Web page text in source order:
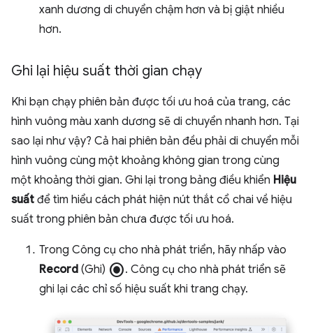
xanh dương di chuyển chậm hơn và bị giật nhiều
hơn.
Ghi lại hiệu suất thời gian chạy
Khi bạn chạy phiên bản được tối ưu hoá của trang, các
hình vuông màu xanh dương sẽ di chuyển nhanh hơn. Tại
sao lại như vậy? Cả hai phiên bản đều phải di chuyển mỗi
hình vuông cùng một khoảng không gian trong cùng
một khoảng thời gian. Ghi lại trong bảng điều khiển Hiệu
suất để tìm hiểu cách phát hiện nút thắt cổ chai về hiệu
suất trong phiên bản chưa được tối ưu hoá.
Trong Công cụ cho nhà phát triển, hãy nhấp vào
Record (Ghi) radio_button_checked. Công cụ cho nhà phát triển sẽ
ghi lại các chỉ số hiệu suất khi trang chạy.